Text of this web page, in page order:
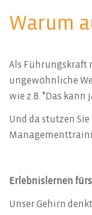
Warum
Als Führungskraft
ungewöhnliche
wie z.B. "Das kann
Und da stutzen
Erlebnislernen
Unser Gehirn